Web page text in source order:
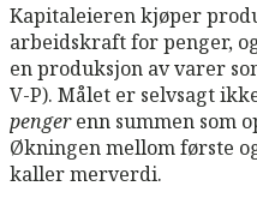
Kapitaleieren kjøper
arbeidskraft for penger,
en produksjon av varer
V-P). Målet er selvsagt
pengerenn summen som
Økningen mellom første
kaller merverdi.